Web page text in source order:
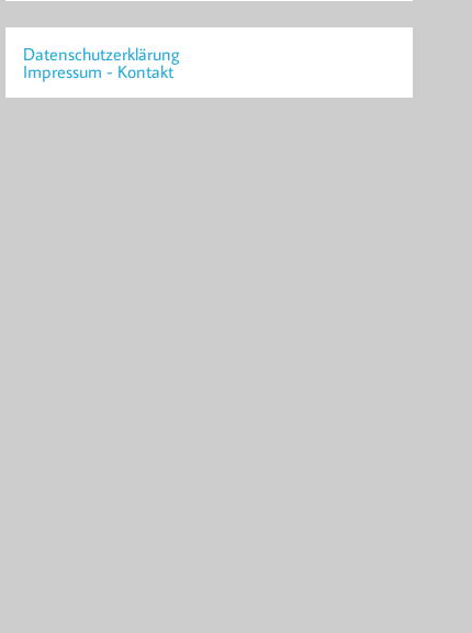
Datenschutzerklärung
Impressum - Kontakt